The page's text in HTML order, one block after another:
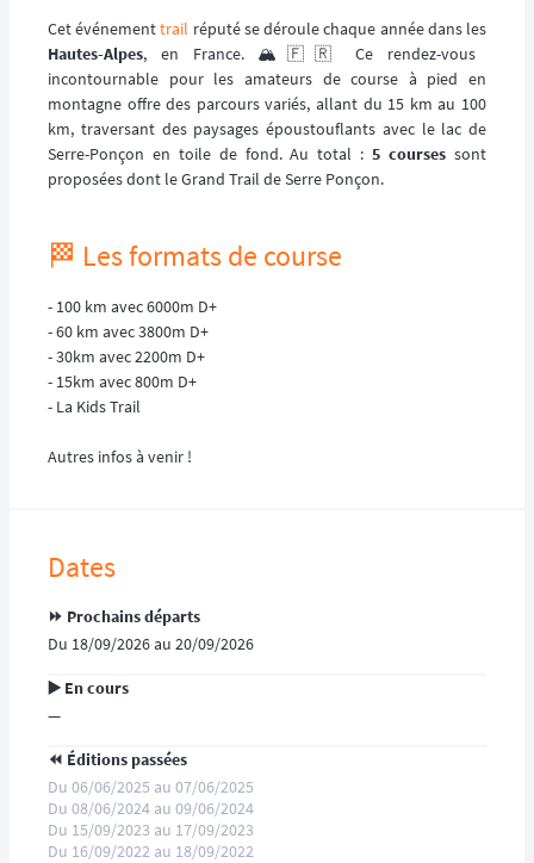
Cet événementtrail réputé se déroule chaque année dans les
Hautes-Alpes, en France. 🏔️🇫🇷 Ce rendez-vous
incontournable pour les amateurs de course à pied en
montagne offre des parcours variés, allant du 15 km au 100
km, traversant des paysages époustouflants avec le lac de
Serre-Ponçon en toile de fond. Au total :5 courses sont
proposées dont le Grand Trail de Serre Ponçon.
🏁 Les formats de course
- 100 km avec 6000m D+
- 60 km avec 3800m D+
- 30km avec 2200m D+
- 15km avec 800m D+
- La Kids Trail
Autres infos à venir !
Dates
⏩️ Prochains départs
Du 18/09/2026 au 20/09/2026
▶️ En cours
—
⏪️ Éditions passées
Du 06/06/2025 au 07/06/2025
Du 08/06/2024 au 09/06/2024
Du 15/09/2023 au 17/09/2023
Du 16/09/2022 au 18/09/2022